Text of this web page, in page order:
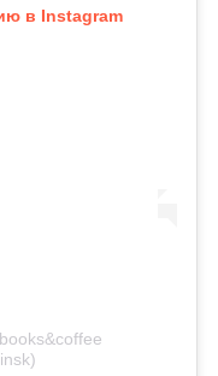
в Instagram